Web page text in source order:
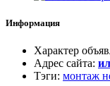
Информация
Характер
Адрес сайта:
Тэги: монтаж